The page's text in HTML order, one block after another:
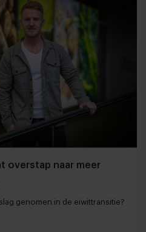
overstap naar meer
genomen in de eiwittransitie?